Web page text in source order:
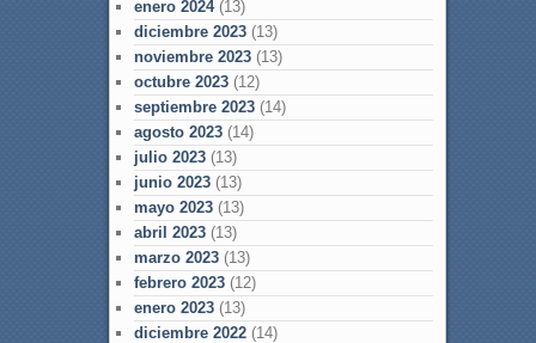
enero 2024(13)
diciembre 2023(13)
noviembre 2023(13)
octubre 2023(12)
septiembre 2023(14)
agosto 2023(14)
julio 2023(13)
junio 2023(13)
mayo 2023(13)
abril 2023(13)
marzo 2023(13)
febrero 2023(12)
enero 2023(13)
diciembre 2022(14)